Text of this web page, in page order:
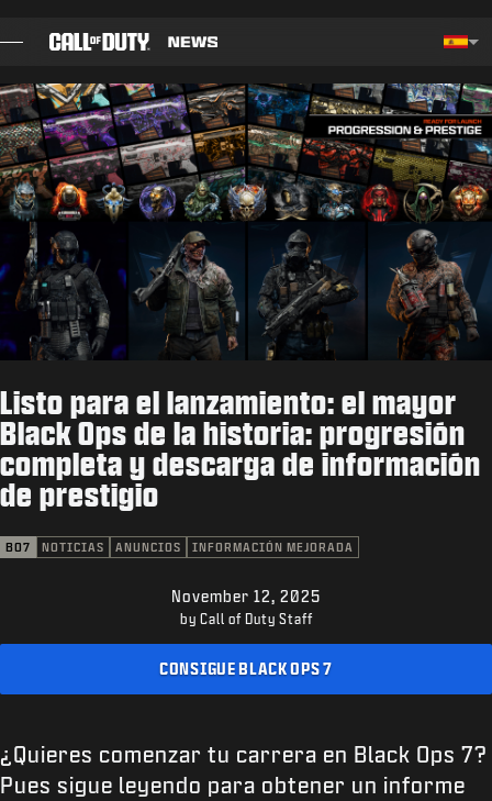
BLOG
GUÍAS
NOTAS DEL PARCHE
JUEGOS
TIENDA
ESPORTS
SOPORTE
XBOX GAME PASS
REGISTRARSE
Listo para el lanzamiento: el mayor
Black Ops de la historia: progresión
completa y descarga de información
de prestigio
BO7 NOTICIAS ANUNCIOS INFORMACIÓN MEJORADA
November 12, 2025
by Call of Duty Staff
CONSIGUE BLACK OPS 7
¿Quieres comenzar tu carrera en Black Ops 7?
Pues sigue leyendo para obtener un informe